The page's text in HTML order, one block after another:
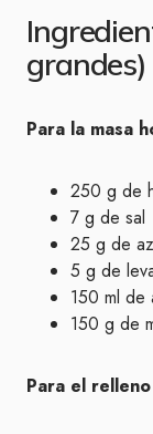
grandes)
Para la masa
250 g de
7 g de sal
25 g de
5 g de
150 ml de
150 g de
Para el